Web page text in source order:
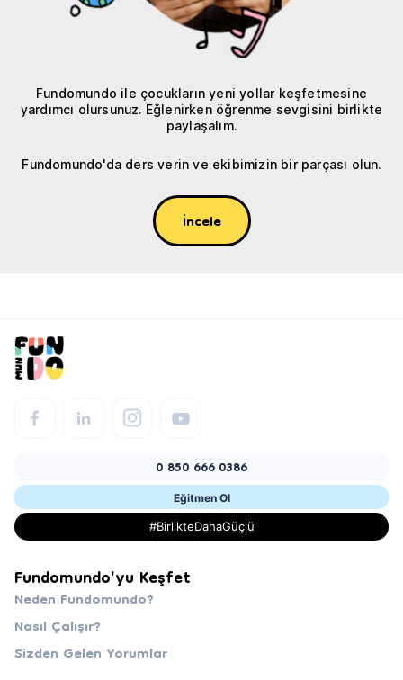
Fundomundo ile çocukların yeni yollar keşfetmesine
yardımcı olursunuz. Eğlenirken öğrenme sevgisini birlikte
paylaşalım.
Fundomundo'da ders verin ve ekibimizin bir parçası olun.
İncele
0 850 666 0386
Eğitmen Ol
#BirlikteDahaGüçlü
Fundomundo'yu Keşfet
Neden Fundomundo?
Nasıl Çalışır?
Sizden Gelen Yorumlar